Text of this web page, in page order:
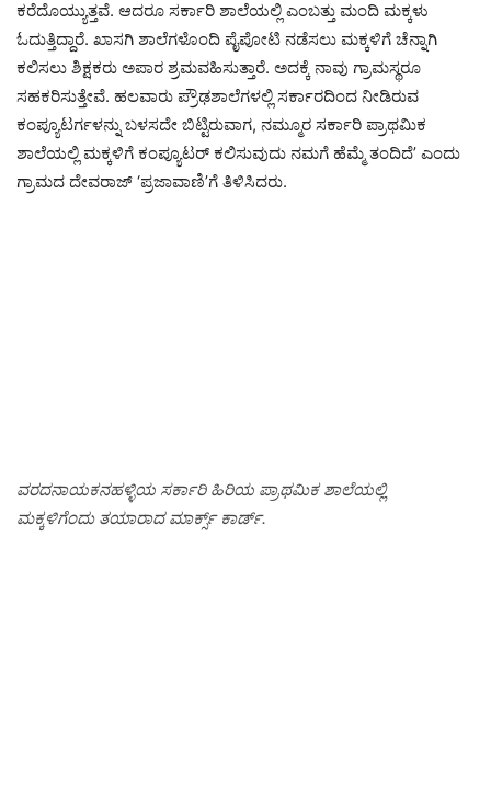
ಕರೆದೊಯ್ಯುತ್ತವೆ. ಆದರೂ ಸರ್ಕಾರಿ ಶಾಲೆಯಲ್ಲಿ ಎಂಬತ್ತು ಮಂದಿ ಮಕ್ಕಳು
ಓದುತ್ತಿದ್ದಾರೆ. ಖಾಸಗಿ ಶಾಲೆಗಳೊಂದಿ ಪೈಪೋಟಿ ನಡೆಸಲು ಮಕ್ಕಳಿಗೆ ಚೆನ್ನಾಗಿ
ಕಲಿಸಲು ಶಿಕ್ಷಕರು ಅಪಾರ ಶ್ರಮವಹಿಸುತ್ತಾರೆ. ಅದಕ್ಕೆ ನಾವು ಗ್ರಾಮಸ್ಥರೂ
ಸಹಕರಿಸುತ್ತೇವೆ. ಹಲವಾರು ಪ್ರೌಢಶಾಲೆಗಳಲ್ಲಿ ಸರ್ಕಾರದಿಂದ ನೀಡಿರುವ
ಕಂಪ್ಯೂಟರ್ಗಳನ್ನು ಬಳಸದೇ ಬಿಟ್ಟಿರುವಾಗ, ನಮ್ಮೂರ ಸರ್ಕಾರಿ ಪ್ರಾಥಮಿಕ
ಶಾಲೆಯಲ್ಲಿ ಮಕ್ಕಳಿಗೆ ಕಂಪ್ಯೂಟರ್ ಕಲಿಸುವುದು ನಮಗೆ ಹೆಮ್ಮೆ ತಂದಿದೆ’ ಎಂದು
ಗ್ರಾಮದ ದೇವರಾಜ್ ‘ಪ್ರಜಾವಾಣಿ’ಗೆ ತಿಳಿಸಿದರು.
ವರದನಾಯಕನಹಳ್ಳಿಯ ಸರ್ಕಾರಿ ಹಿರಿಯ ಪ್ರಾಥಮಿಕ ಶಾಲೆಯಲ್ಲಿ
ಮಕ್ಕಳಿಗೆಂದು ತಯಾರಾದ ಮಾರ್ಕ್ಸ್ ಕಾರ್ಡ್.